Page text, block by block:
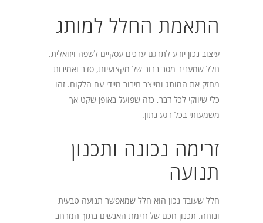
התאמת החלל למותג
עיצוב נכון יודע לתרגם ערכים עסקיים לשפה ויזואלית.
חלל שמעביר מסר ברור של מקצועיות, סדר ואמינות
מחזק את המותג ומייצר חיבור מיידי עם הלקוח. זהו
כלי שיווקי לכל דבר, כזה שפועל באופן שקט אך
משמעותי בכל רגע נתון.
זרימה נכונה ותכנון
תנועה
חלל שעובד נכון הוא חלל שמאפשר תנועה טבעית
ונוחה. תכנון חכם של זרימת האנשים בתוך המרחב